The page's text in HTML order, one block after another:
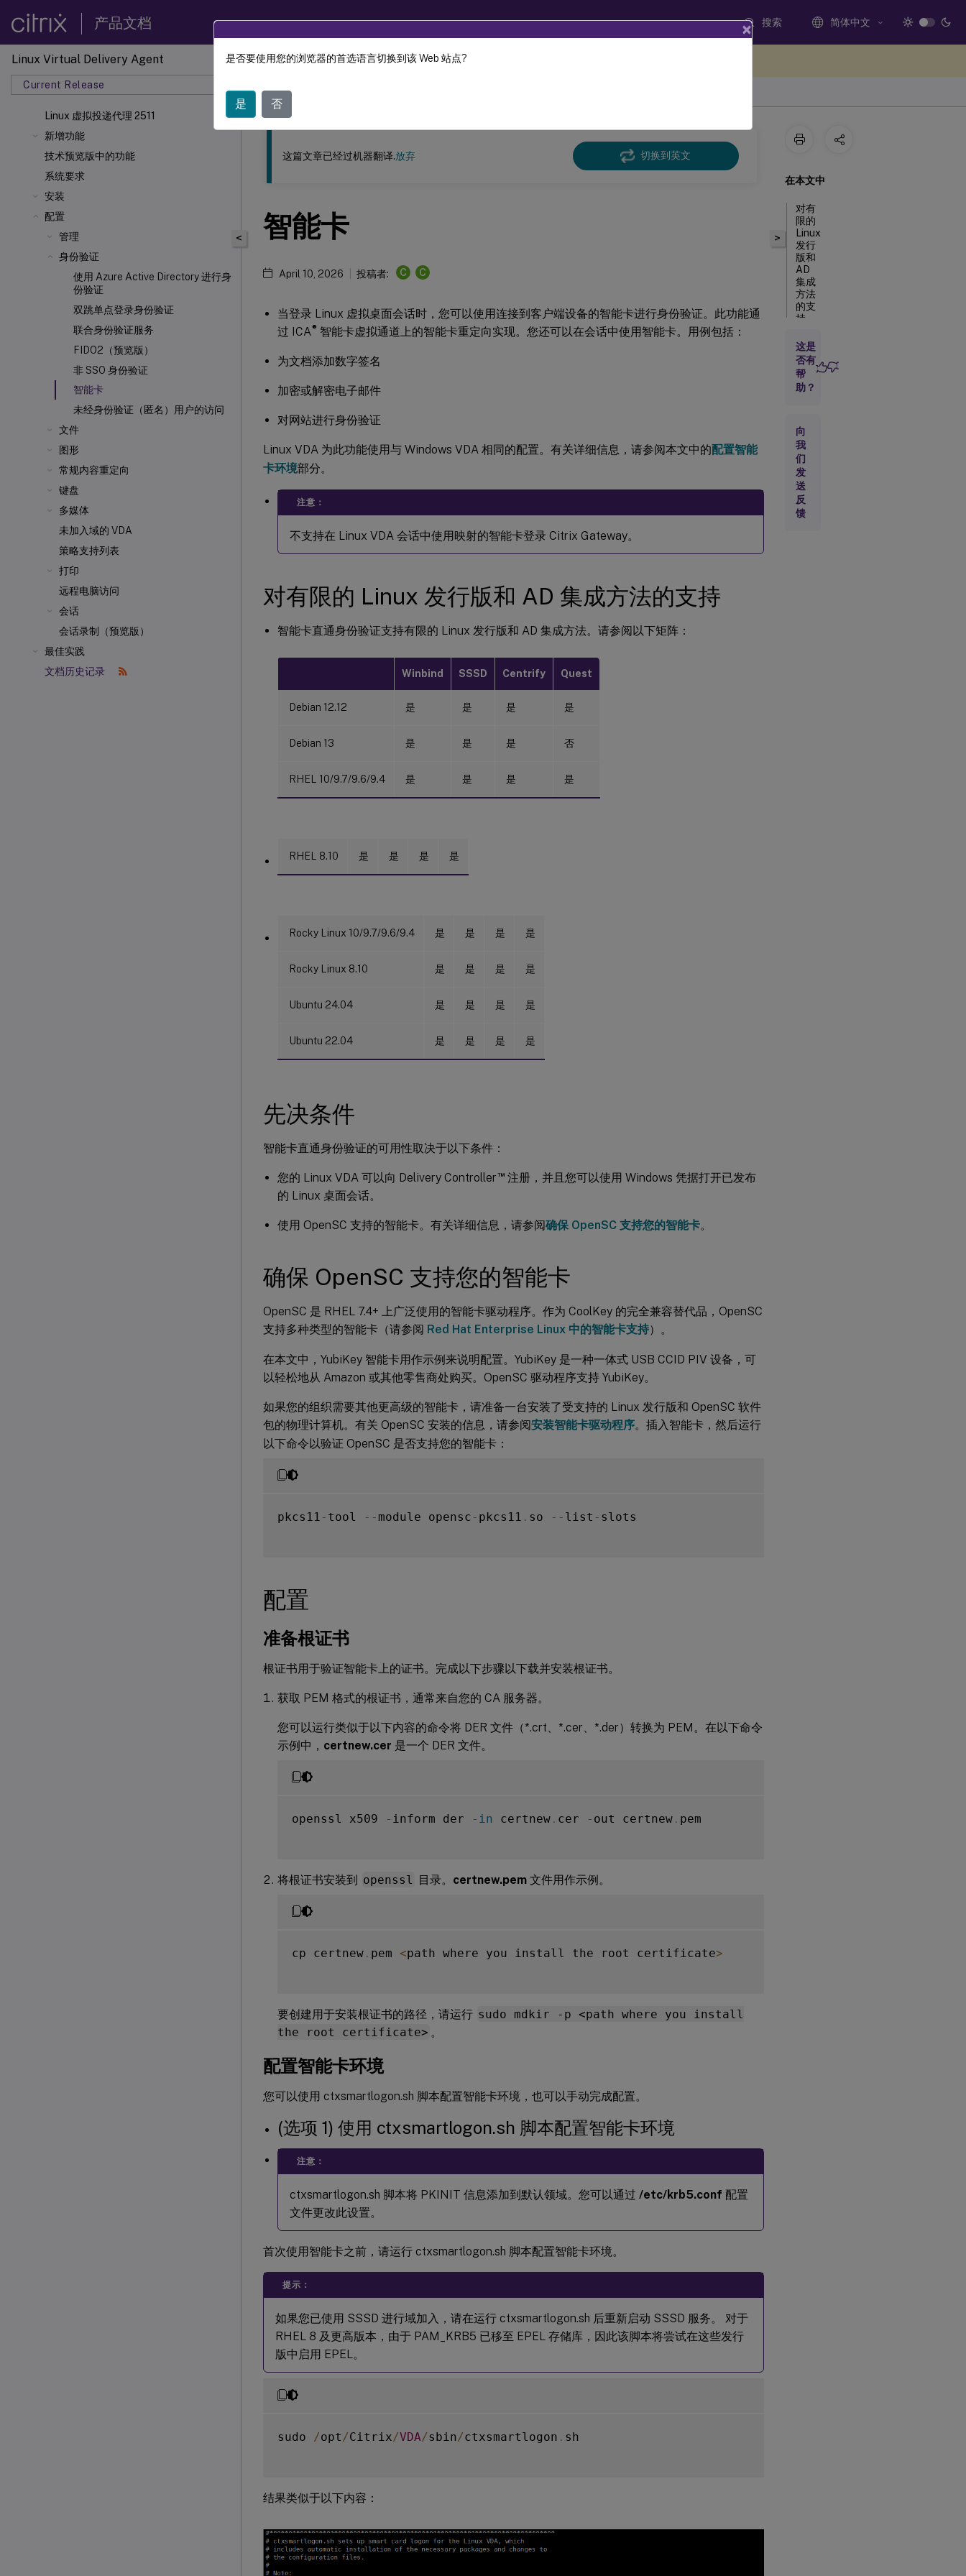
产品文档 搜索 简体中文
Linux Virtual Delivery Agent
Current Release
Linux 虚拟投递代理 2511
新增功能
技术预览版中的功能
系统要求
安装
配置
管理
身份验证
使用 Azure Active Directory 进行身
份验证
双跳单点登录身份验证
联合身份验证服务
FIDO2（预览版）
非 SSO 身份验证
智能卡
未经身份验证（匿名）用户的访问
文件
图形
常规内容重定向
键盘
多媒体
未加入域的 VDA
策略支持列表
打印
远程电脑访问
会话
会话录制（预览版）
最佳实践
文档历史记录
此内容已经过机器动态翻译。
<
这篇文章已经过机器翻译.放弃 切换到英文
智能卡
April 10, 2026 投稿者: C C
当登录 Linux 虚拟桌面会话时，您可以使用连接到客户端设备的智能卡进行身份验证。此功能通
过 ICA® 智能卡虚拟通道上的智能卡重定向实现。您还可以在会话中使用智能卡。用例包括：
为文档添加数字签名
加密或解密电子邮件
对网站进行身份验证
Linux VDA 为此功能使用与 Windows VDA 相同的配置。有关详细信息，请参阅本文中的配置智能
卡环境部分。
注意：
不支持在 Linux VDA 会话中使用映射的智能卡登录 Citrix Gateway。
对有限的 Linux 发行版和 AD 集成方法的支持
智能卡直通身份验证支持有限的 Linux 发行版和 AD 集成方法。请参阅以下矩阵：
Winbind SSSD Centrify Quest
Debian 12.12 是 是 是 是
Debian 13 是 是 是 否
RHEL 10/9.7/9.6/9.4 是 是 是 是
RHEL 8.10 是 是 是 是
Rocky Linux 10/9.7/9.6/9.4 是 是 是 是
Rocky Linux 8.10 是 是 是 是
Ubuntu 24.04 是 是 是 是
Ubuntu 22.04 是 是 是 是
先决条件
智能卡直通身份验证的可用性取决于以下条件：
您的 Linux VDA 可以向 Delivery Controller™注册，并且您可以使用 Windows 凭据打开已发布
的 Linux 桌面会话。
使用 OpenSC 支持的智能卡。有关详细信息，请参阅确保 OpenSC 支持您的智能卡。
确保 OpenSC 支持您的智能卡
OpenSC 是 RHEL 7.4+ 上广泛使用的智能卡驱动程序。作为 CoolKey 的完全兼容替代品，OpenSC
支持多种类型的智能卡（请参阅 Red Hat Enterprise Linux 中的智能卡支持）。
在本文中，YubiKey 智能卡用作示例来说明配置。YubiKey 是一种一体式 USB CCID PIV 设备，可
以轻松地从 Amazon 或其他零售商处购买。OpenSC 驱动程序支持 YubiKey。
如果您的组织需要其他更高级的智能卡，请准备一台安装了受支持的 Linux 发行版和 OpenSC 软件
包的物理计算机。有关 OpenSC 安装的信息，请参阅安装智能卡驱动程序。插入智能卡，然后运行
以下命令以验证 OpenSC 是否支持您的智能卡：
pkcs11 - tool -- module opensc - pkcs11 . so -- list - slots
配置
准备根证书
根证书用于验证智能卡上的证书。完成以下步骤以下载并安装根证书。
获取 PEM 格式的根证书，通常来自您的 CA 服务器。
您可以运行类似于以下内容的命令将 DER 文件（*.crt、*.cer、*.der）转换为 PEM。在以下命令
示例中， certnew.cer 是一个 DER 文件。
openssl x509 - inform der - in certnew . cer - out certnew . pem
将根证书安装到 openssl 目录。 certnew.pem 文件用作示例。
cp certnew . pem <path where you install the root certificate>
要创建用于安装根证书的路径，请运行 sudo mdkir -p <path where you install
the root certificate> 。
配置智能卡环境
您可以使用 ctxsmartlogon.sh 脚本配置智能卡环境，也可以手动完成配置。
(选项 1) 使用 ctxsmartlogon.sh 脚本配置智能卡环境
注意：
ctxsmartlogon.sh 脚本将 PKINIT 信息添加到默认领域。您可以通过 /etc/krb5.conf 配置
文件更改此设置。
首次使用智能卡之前，请运行 ctxsmartlogon.sh 脚本配置智能卡环境。
提示：
如果您已使用 SSSD 进行域加入，请在运行 ctxsmartlogon.sh 后重新启动 SSSD 服务。 对于
RHEL 8 及更高版本，由于 PAM_KRB5 已移至 EPEL 存储库，因此该脚本将尝试在这些发行
版中启用 EPEL。
sudo /opt /Citrix/VDA/sbin/ctxsmartlogon . sh
结果类似于以下内容：
>
在本文中
对有
限的
Linux
发行
版和
AD
集成
方法
的支
持
先
决
条
件
确保
OpenSC
支持您
的智能
卡
配
置
这是
否有
帮
助？
向
我
们
发
送
反
馈
×
是否要使用您的浏览器的首选语言切换到该 Web 站点?
是 否